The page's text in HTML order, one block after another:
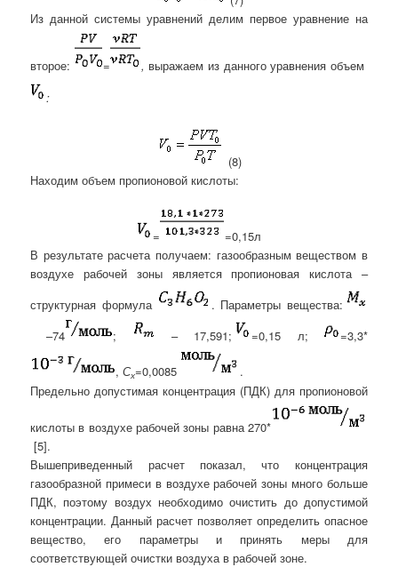
Из данной системы уравнений делим первое уравнение на
второе: = , выражаем из данного уравнения объем
:
(8)
Находим объем пропионовой кислоты:
=
=0,15л
В результате расчета получаем: газообразным веществом в
воздухе рабочей зоны является пропионовая кислота –
структурная формула
. Параметры вещества:
–74
; – 17,591; =0,15 л; =3,3*
,Сх=0,0085
.
Предельно допустимая концентрация (ПДК) для пропионовой
кислоты в воздухе рабочей зоны равна 270*
[5].
Вышеприведенный расчет показал, что концентрация
газообразной примеси в воздухе рабочей зоны много больше
ПДК, поэтому воздух необходимо очистить до допустимой
концентрации. Данный расчет позволяет определить опасное
вещество, его параметры и принять меры для
соответствующей очистки воздуха в рабочей зоне.